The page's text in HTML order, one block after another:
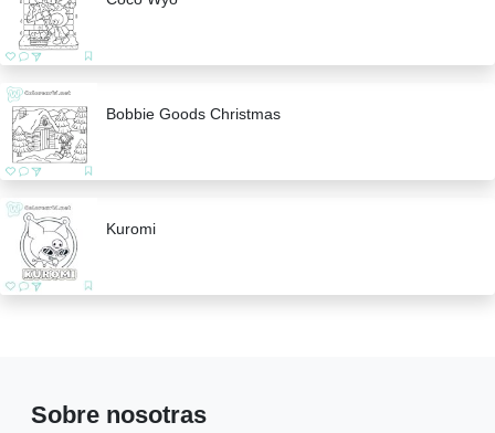
Bobbie Goods Christmas
Kuromi
Sobre nosotras